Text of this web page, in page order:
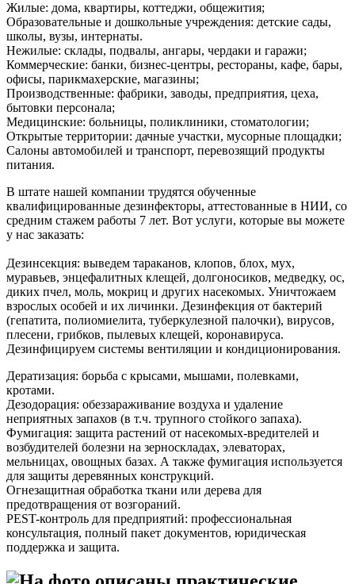
Жилые: дома, квартиры, коттеджи, общежития;
Образовательные и дошкольные учреждения: детские сады,
школы, вузы, интернаты.
Нежилые: склады, подвалы, ангары, чердаки и гаражи;
Коммерческие: банки, бизнес-центры, рестораны, кафе, бары,
офисы, парикмахерские, магазины;
Производственные: фабрики, заводы, предприятия, цеха,
бытовки персонала;
Медицинские: больницы, поликлиники, стоматологии;
Открытые территории: дачные участки, мусорные площадки;
Салоны автомобилей и транспорт, перевозящий продукты
питания.
В штате нашей компании трудятся обученные
квалифицированные дезинфекторы, аттестованные в НИИ, со
средним стажем работы 7 лет. Вот услуги, которые вы можете
у нас заказать:
Дезинсекция: выведем тараканов, клопов, блох, мух,
муравьев, энцефалитных клещей, долгоносиков, медведку, ос,
диких пчел, моль, мокриц и других насекомых. Уничтожаем
взрослых особей и их личинки. Дезинфекция от бактерий
(гепатита, полиомиелита, туберкулезной палочки), вирусов,
плесени, грибков, пылевых клещей, коронавируса.
Дезинфицируем системы вентиляции и кондиционирования.
Дератизация: борьба с крысами, мышами, полевками,
кротами.
Дезодорация: обеззараживание воздуха и удаление
неприятных запахов (в т.ч. трупного стойкого запаха).
Фумигация: защита растений от насекомых-вредителей и
возбудителей болезни на зерноскладах, элеваторах,
мельницах, овощных базах. А также фумигация используется
для защиты деревянных конструкций.
Огнезащитная обработка ткани или дерева для
предотвращения от возгораний.
PEST-контроль для предприятий: профессиональная
консультация, полный пакет документов, юридическая
поддержка и защита.